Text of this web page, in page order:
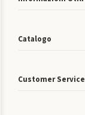
Catalogo
Customer Service